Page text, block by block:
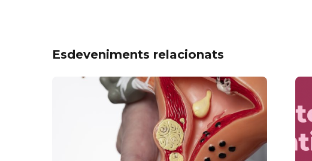
Esdeveniments relacionats